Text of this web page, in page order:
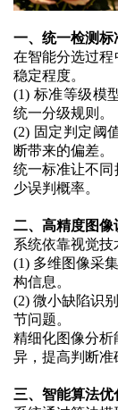
一、统一检测
在智能分选过
稳定程度。
(1) 标准等级模
统一分级规则 。
(2) 固定判定阈
断带来的偏差。
统一标准让不
少误判概率。
二、高精度图像
系统依靠视觉技
(1) 多维图像采
构信息 。
(2) 微小缺陷识
节问题。
精细化图像分
异，提高判断准
三、智能算法